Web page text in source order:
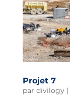
Projet 7
par divilogy|